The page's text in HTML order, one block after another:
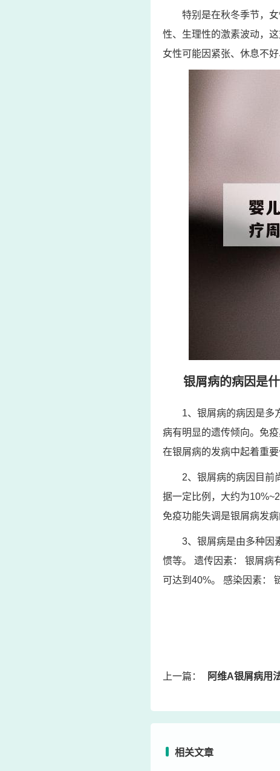
特别是在秋冬季节，
性、生理性的激素波动，
女性可能因紧张、休息不
银屑病的病因是
1、银屑病的病因是多
病有明显的遗传倾向。免
在银屑病的发病中起着重要
2、银屑病的病因目前
据一定比例，大约为
免疫功能失调是银屑病发病
3、银屑病是由多种因
惯等。 遗传因素： 银屑病
可达到40%。 感染因素：
上一篇： 阿维A银屑病用法
相关文章